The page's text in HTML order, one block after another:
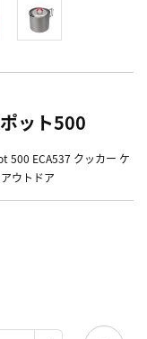
ット500
500 ECA537 クッカー ケ
ウトドア